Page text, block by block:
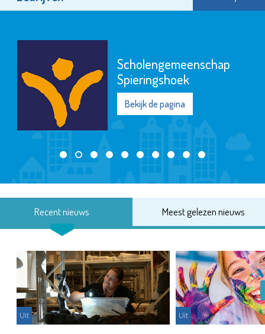
Scholengemeenschap
Spieringshoek
Bekijk de pagina
Recent nieuws Meest gelezen nieuws
Uit Uit